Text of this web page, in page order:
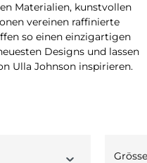
Materialien, kunstvollen
vereinen raffinierte
so einen einzigartigen
Designs und lassen
Ulla Johnson inspirieren.
Grösse